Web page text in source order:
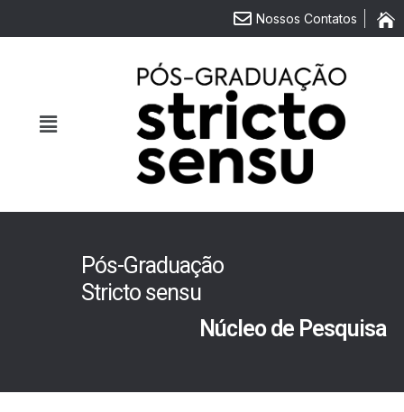
Nossos Contatos
Pós-Graduação
Stricto sensu
Núcleo de Pesquisa